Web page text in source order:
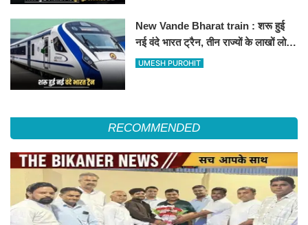
New Vande Bharat train : शरू हुई
नई वंदे भारत ट्रैन, तीन राज्यों के लाखों लोगों
का सफर होगा आसान, देखें पूरा रूटमैप
UMESH PUROHIT
RECOMMENDED